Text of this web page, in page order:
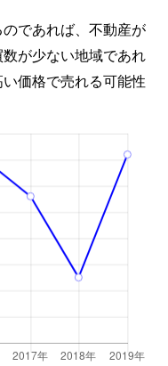
であれば、不動産が
が少ない地域であれ
価格で売れる可能性